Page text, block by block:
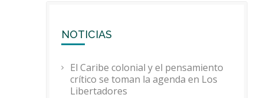
NOTICIAS
El Caribe colonial y el pensamiento
crítico se toman la agenda en Los
Libertadores